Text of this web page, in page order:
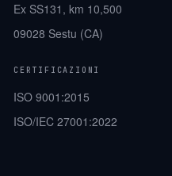
Ex SS131, km 10,500
09028 Sestu (CA)
CERTIFICAZIONI
ISO 9001:2015
ISO/IEC 27001:2022